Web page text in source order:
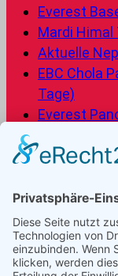
Everest
Mardi Himal
Aktuelle
EBC Chola
Tage)
Everest
Kultur,
Frage die Nepal Friends
Von den Nepal